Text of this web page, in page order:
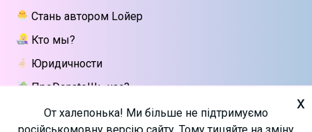
x
От халепонька! Ми більше не підтримуємо
Стань автором Lойер
Кто мы?
Юридичности
ПроDonateШь нас?
Напиши мне